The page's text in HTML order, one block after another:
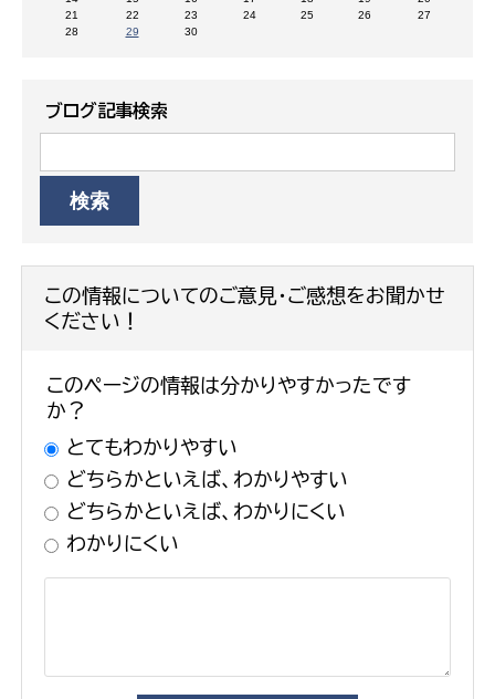
21
22 23 24 25 26
27
28
29 30
ブログ記事検索
この情報についてのご意見・ご感想をお聞かせ
ください！
このページの情報は分かりやすかったです
か？
とてもわかりやすい
どちらかといえば、わかりやすい
どちらかといえば、わかりにくい
わかりにくい